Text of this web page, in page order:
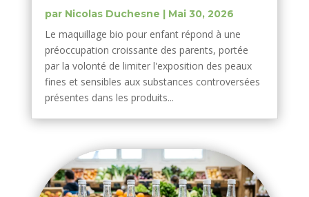
par Nicolas Duchesne Mai 30, 2026
Le maquillage bio pour enfant répond à une
préoccupation croissante des parents, portée
par la volonté de limiter l'exposition des peaux
fines et sensibles aux substances controversées
présentes dans les produits...